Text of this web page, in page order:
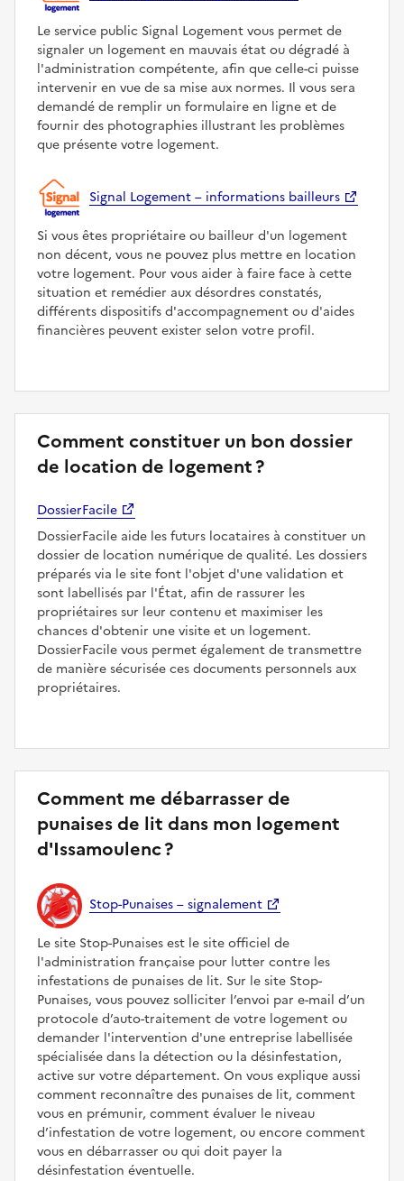
Le service public Signal Logement vous permet de
signaler un logement en mauvais état ou dégradé à
l'administration compétente, afin que celle-ci puisse
intervenir en vue de sa mise aux normes. Il vous sera
demandé de remplir un formulaire en ligne et de
fournir des photographies illustrant les problèmes
que présente votre logement.
Signal Logement – informations bailleurs
Si vous êtes propriétaire ou bailleur d'un logement
non décent, vous ne pouvez plus mettre en location
votre logement. Pour vous aider à faire face à cette
situation et remédier aux désordres constatés,
différents dispositifs d'accompagnement ou d'aides
financières peuvent exister selon votre profil.
Comment constituer un bon dossier
de location de logement ?
DossierFacile
DossierFacile aide les futurs locataires à constituer un
dossier de location numérique de qualité. Les dossiers
préparés via le site font l'objet d'une validation et
sont labellisés par l'État, afin de rassurer les
propriétaires sur leur contenu et maximiser les
chances d'obtenir une visite et un logement.
DossierFacile vous permet également de transmettre
de manière sécurisée ces documents personnels aux
propriétaires.
Comment me débarrasser de
punaises de lit dans mon logement
d'Issamoulenc ?
Stop-Punaises – signalement
Le site Stop-Punaises est le site officiel de
l'administration française pour lutter contre les
infestations de punaises de lit. Sur le site Stop-
Punaises, vous pouvez solliciter l’envoi par e-mail d’un
protocole d’auto-traitement de votre logement ou
demander l'intervention d'une entreprise labellisée
spécialisée dans la détection ou la désinfestation,
active sur votre département. On vous explique aussi
comment reconnaître des punaises de lit, comment
vous en prémunir, comment évaluer le niveau
d’infestation de votre logement, ou encore comment
vous en débarrasser ou qui doit payer la
désinfestation éventuelle.